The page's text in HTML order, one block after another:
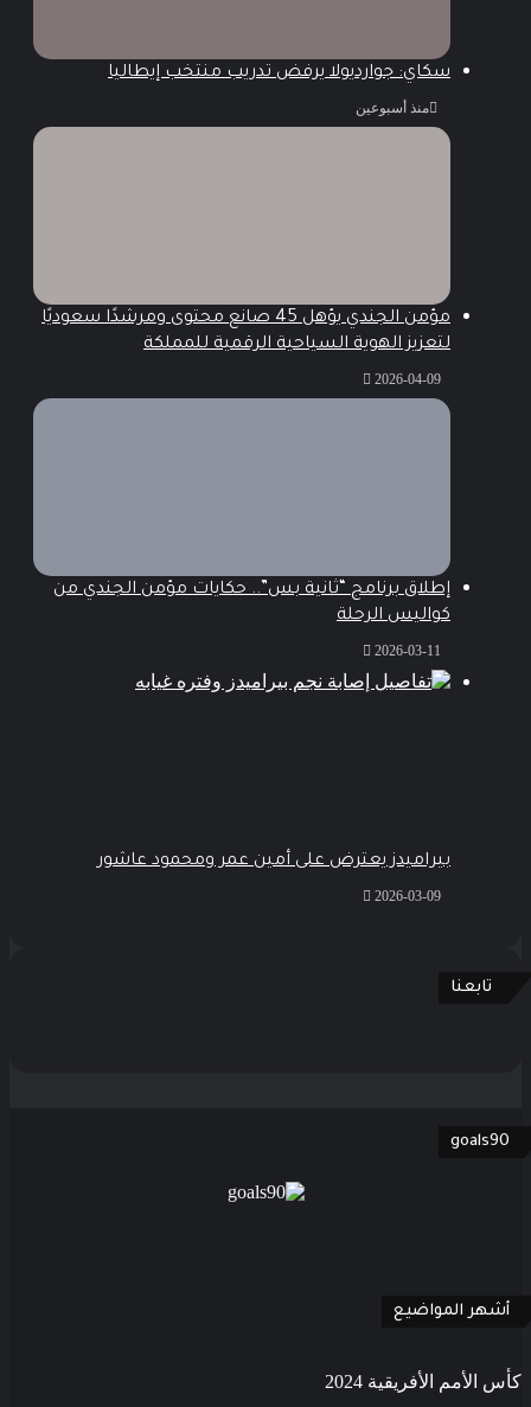
سكاي: جوارديولا يرفض تدريب منتخب إيطاليا
منذ أسبوعين
مؤمن الجندي يؤهل 45 صانع محتوى ومرشدًا سعوديًا
لتعزيز الهوية السياحية الرقمية للمملكة
2026-04-09
إطلاق برنامج “ثانية بس”.. حكايات مؤمن الجندي من
كواليس الرحلة
2026-03-11
بيراميدز يعترض على أمين عمر ومحمود عاشور
2026-03-09
تابعنا
goals90
أشهر المواضيع
كأس الأمم الأفريقية 2024